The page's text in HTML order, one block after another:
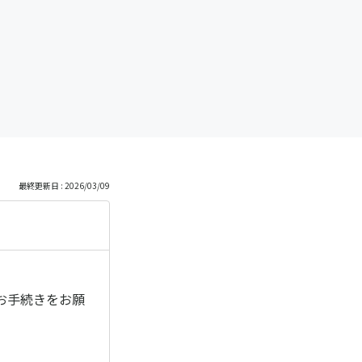
最終更新日 : 2026/03/09
手続きをお願